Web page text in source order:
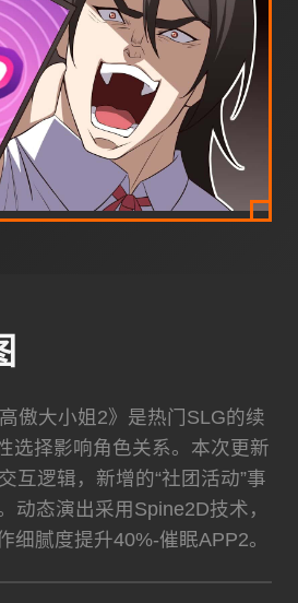
傲大小姐2》是热门SLG的续
选择影响角色关系。本次更新
互逻辑，新增的“社团活动”事
动态演出采用Spine2D技术，
细腻度提升40%-催眠APP2。